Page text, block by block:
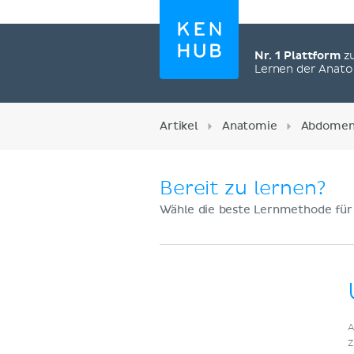
Nr. 1 Plattform
Lernen der
Artikel Anatomie
Bereit zu lernen?
Wähle die beste Lernmethode für